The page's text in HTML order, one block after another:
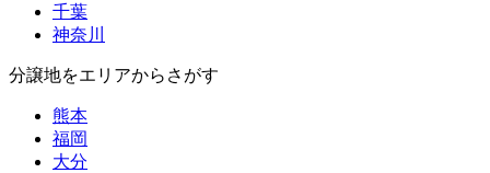
千葉
神奈川
分譲地をエリアからさがす
熊本
福岡
大分